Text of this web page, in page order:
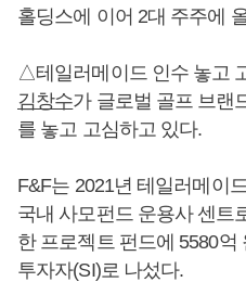
홀딩스에 이어 2대 주주에
△테일러메이드 인수 놓고
김창수가 글로벌 골프 브랜
를 놓고 고심하고 있다.
F&F는 2021년 테일러메이
국내 사모펀드 운용사 센트
한 프로젝트 펀드에 5580
투자자(SI)로 나섰다.